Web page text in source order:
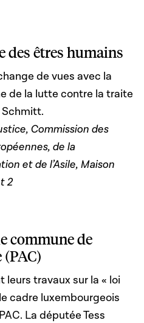
des êtres humains
de vues avec la
de la lutte contre la traite
Schmitt.
Commission des
de la
et de l’Asile, Maison
2
commune de
travaux sur la « loi
cadre luxembourgeois
La députée Tess